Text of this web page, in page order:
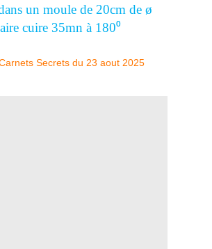
un moule de 20cm de ø
cuire 35mn à 180⁰